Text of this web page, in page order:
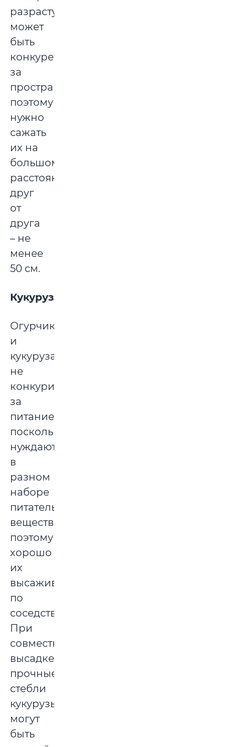
разрастутся,
может
быть
конкуренция
за
пространство,
поэтому
нужно
сажать
их на
большом
расстоянии
друг
от
друга
– не
менее
50 см.
Кукуруза
Огурчики
и
кукуруза
не
конкурируют
за
питание,
поскольку
нуждаются
в
разном
наборе
питательных
веществ,
поэтому
хорошо
их
высаживать
по
соседству.
При
совместной
высадке
прочные
стебли
кукурузы
могут
быть